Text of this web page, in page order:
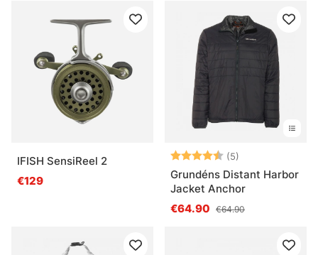
IFISH SensiReel 2
€129
Arvio: (5)
Grundéns Distant Harbor
Jacket Anchor
€64.90 €64.90